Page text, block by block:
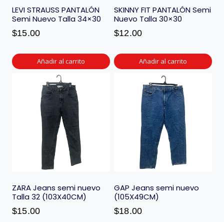
LEVI STRAUSS PANTALÓN
Semi Nuevo Talla 34×30
$15.00
Añadir al carrito
SKINNY FIT PANTALÓN Semi
Nuevo Talla 30×30
$12.00
Añadir al carrito
ZARA Jeans semi nuevo
Talla 32 (103X40CM)
$15.00
GAP Jeans semi nuevo
(105X49CM)
$18.00